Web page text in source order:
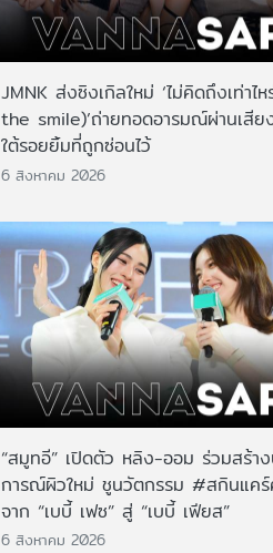
JMNK ส่งซิงเกิลใหม่ ‘ไม่คิดถึงเท่าไ
the smile)’ถ่ายทอดอารมณ์ผ่านเสีย
ใต้รอยยิ้มที่ถูกซ่อนไว้
6 สิงหาคม 2026
“สมูทอี” เปิดตัว หลิง-ออม ร่วมสร้า
การณ์ผิวใหม่ ชูนวัตกรรม #สกินแคร์
จาก “เบบี้ เฟซ” สู่ “เบบี้ เฟียส”
6 สิงหาคม 2026